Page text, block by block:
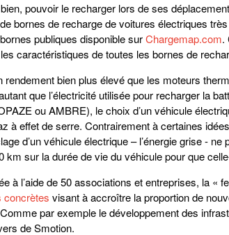
pouvoir le recharger lors de ses
bornes de recharge de voitures électriques
publiques disponible surChargemap.com.
caractéristiques de toutes les bornes de
bien plus élevé que les moteurs
que l’électricité utilisée pour recharger la
ou AMBRE), le choix d’un véhicule
à effet de serre. Contrairement à certaines
d’un véhicule électrique – l’énergie grise -
km sur la durée de vie du véhicule pour que
à l’aide de 50 associations et entreprises, la «
concrètes visant à accroître la proportion de
par exemple le développement des
de Smotion.